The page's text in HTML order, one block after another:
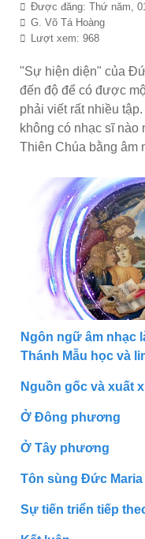
Được đăng: Thứ năm,
G. Võ Tá Hoàng
Lượt xem: 968
"Sự hiện diện" của
đến độ để có được
phải viết rất nhiều
không có nhạc sĩ nào
Thiên Chúa bằng âm
Ngôn ngữ âm nhạc
Thánh Mẫu học và
Nguồn gốc và xuất
Ở Đông phương
Ở Tây phương
Tôn sùng Đức Maria
Sự tiến triển tiếp